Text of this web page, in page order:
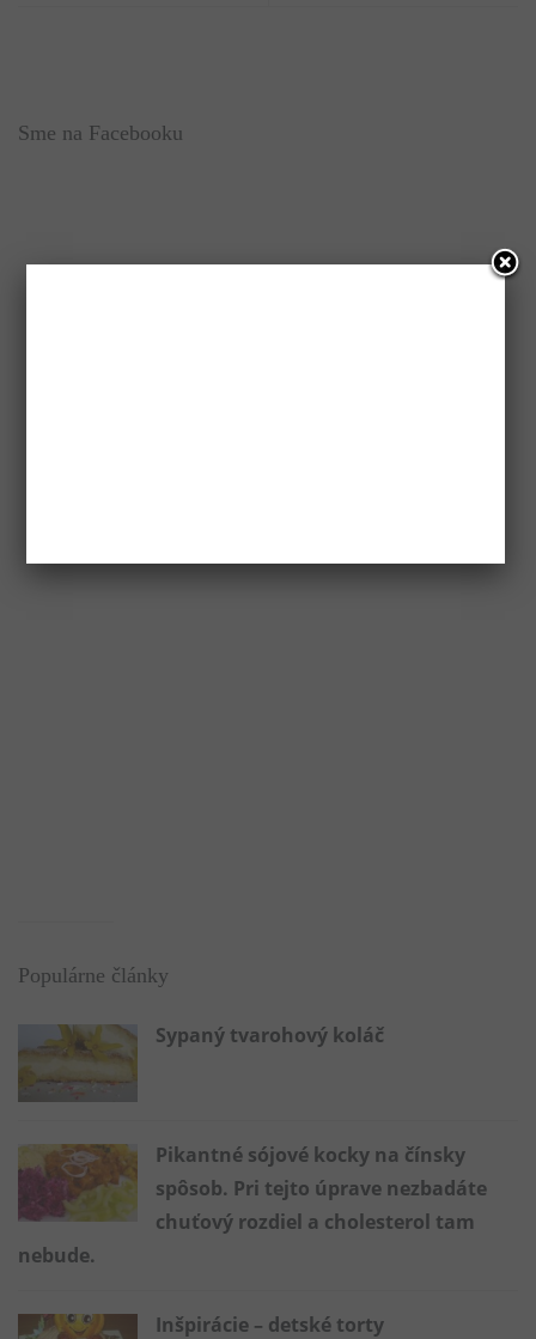
Sme na Facebooku
Populárne články
Sypaný tvarohový koláč
Pikantné sójové kocky na čínsky
spôsob. Pri tejto úprave nezbadáte
chuťový rozdiel a cholesterol tam
nebude.
Inšpirácie – detské torty